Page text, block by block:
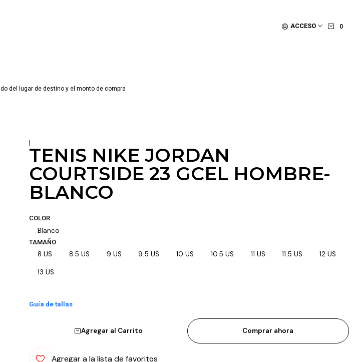
ACCESO 0
del lugar de destino y el monto de compra
|
TENIS NIKE JORDAN
COURTSIDE 23 GCEL HOMBRE-
BLANCO
COLOR
Blanco
TAMAÑO
8 US 8.5 US 9 US 9.5 US 10 US 10.5 US 11 US 11.5 US 12 US
13 US
Guía de tallas
Agregar al Carrito Comprar ahora
Agregar a la lista de favoritos